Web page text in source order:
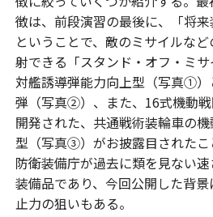
徴は、前段演習の最後に、「将来
ということで、敵のミサイルな
射できる「スタンド・オフ・ミ
対艦誘導弾能力向上型（写真①
弾（写真②）、また、16式機動
開発された、共通戦術装輪車の
型（写真③）がお披露目されたこ
防衛装備庁が過去に類を見ない
装備品であり、今回公開した背
止力の狙いもある。